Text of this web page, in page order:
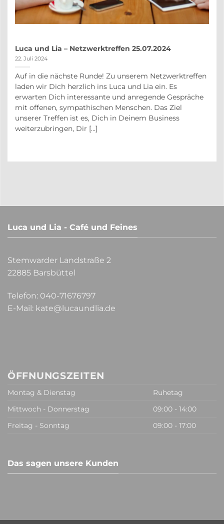
Luca und Lia – Netzwerktreffen 25.07.2024
22. Juli 2024
Auf in die nächste Runde! Zu unserem Netzwerktreffen
laden wir Dich herzlich ins Luca und Lia ein. Es
erwarten Dich interessante und anregende Gespräche
mit offenen, sympathischen Menschen. Das Ziel
unserer Treffen ist es, Dich in Deinem Business
weiterzubringen, Dir [...]
Luca und Lia - Café und Feines
Stemwarder Landstraße 2
22885 Barsbüttel
Telefon: 040-71676797
E-Mail: kate@lucaundlia.de
ÖFFNUNGSZEITEN
Montag & Dienstag
Ruhetag
Mittwoch - Donnerstag
09:00 - 14:00
Freitag - Sonntag
09:00 - 17:00
Das sagen unsere Kunden